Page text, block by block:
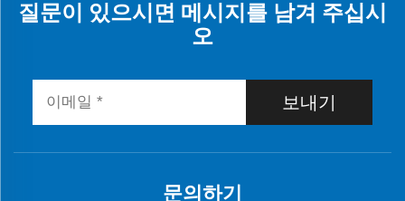
질문이 있으시면 메시지를 남겨 주십시
오
보내기
문의하기